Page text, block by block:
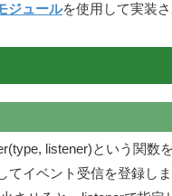
ジュールを使用して実装
listener)という関
イベント受信を登録しま